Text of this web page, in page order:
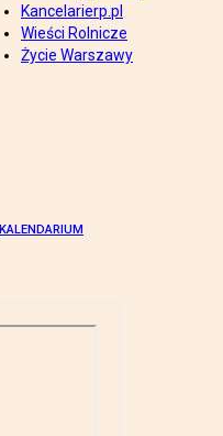
Kancelarierp.pl
Wieści Rolnicze
Życie Warszawy
KALENDARIUM